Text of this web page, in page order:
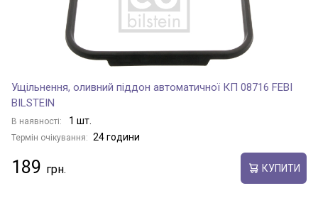
Ущільнення, оливний піддон автоматичної КП 08716 FEBI
BILSTEIN
В наявності: 1 шт.
Термін очікування: 24 години
189 КУПИТИ